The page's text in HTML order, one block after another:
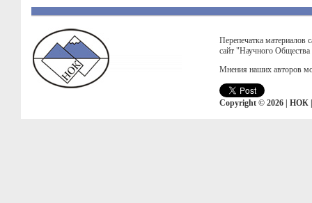
Перепечатка материалов
сайт "Научного
Мнения наших авторов
Copyright © 2026 | НОК